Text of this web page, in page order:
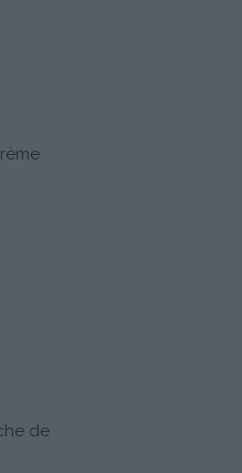
de